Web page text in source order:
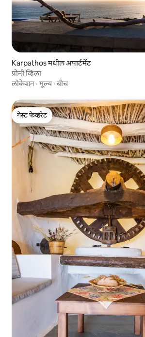
Karpathos मधील अपार्टमेंट
प्रोनी व्हिला
लोकेशन ·मूल्य·बीच
गेस्ट फेव्हरेट
गेस्ट फेव्हरेट